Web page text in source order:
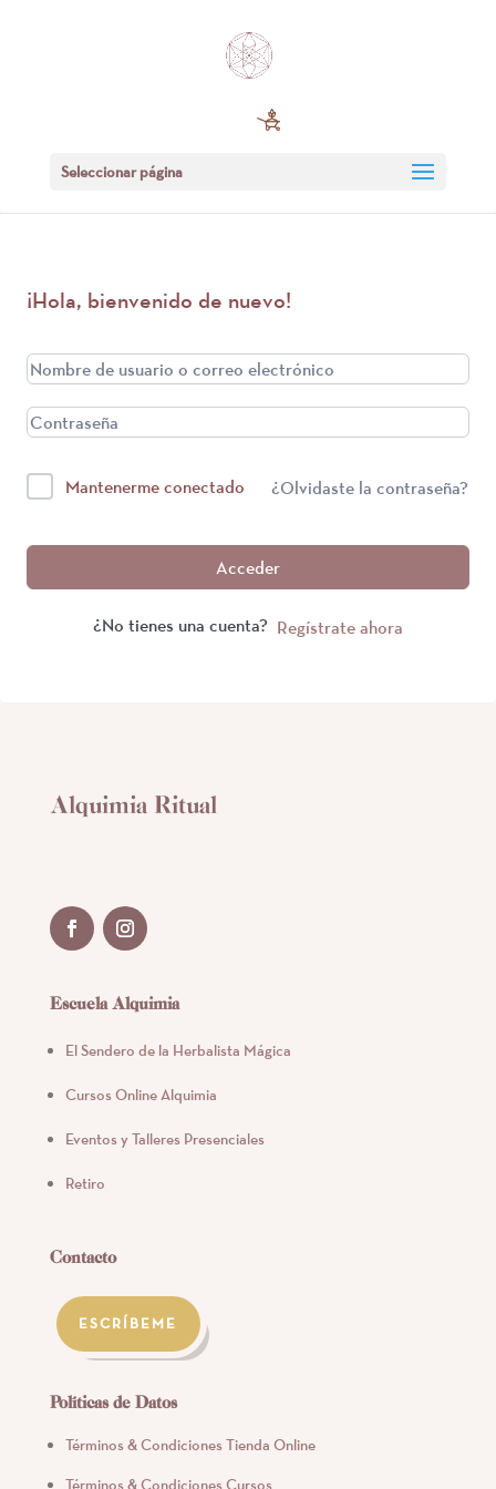
Seleccionar página
¡Hola, bienvenido de nuevo!
Mantenerme conectado ¿Olvidaste la contraseña?
Acceder
¿No tienes una cuenta? Regístrate ahora
Alquimia Ritual
Escuela Alquimia
El Sendero de la Herbalista Mágica
Cursos Online Alquimia
Eventos y Talleres Presenciales
Retiro
Contacto
ESCRÍBEME
Políticas de Datos
Términos & Condiciones Tienda Online
Términos & Condiciones Cursos